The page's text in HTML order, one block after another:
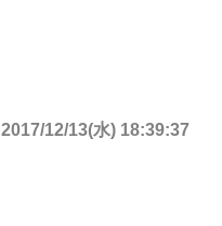
2017/12/13(水) 18:39:37